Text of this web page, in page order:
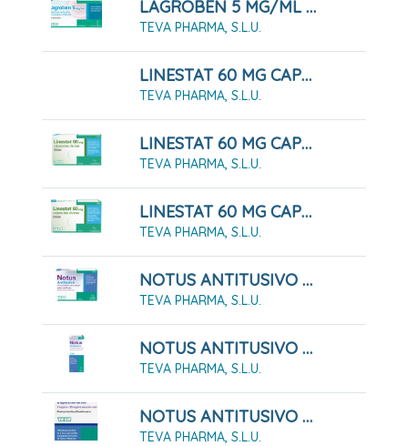
LAGROBEN 5 MG/ML COLIRIO EN SOLUCION EN ENVASE UNIDOSIS , 30 Envases De 0,4 Ml
TEVA PHARMA, S.L.U.
LINESTAT 60 MG CAPSULAS DURAS, 120 CÁPSULAS
TEVA PHARMA, S.L.U.
LINESTAT 60 MG CAPSULAS DURAS, 42 Cápsulas ( Blister )
TEVA PHARMA, S.L.U.
LINESTAT 60 MG CAPSULAS DURAS, 84 Cápsulas ( Blister )
TEVA PHARMA, S.L.U.
NOTUS ANTITUSIVO 10 MG PASTILLAS PARA CHUPAR SABOR MIEL - LIMON , 24 Pastillas
TEVA PHARMA, S.L.U.
NOTUS ANTITUSIVO 2 Mg/ml SOLUCION ORAL , 1 Frasco De 200 Ml
TEVA PHARMA, S.L.U.
NOTUS ANTITUSIVO Y EXPECTORANTE 2 Mg/ml + 20 Mg/ml Solución Oral. 200 Ml
TEVA PHARMA, S.L.U.